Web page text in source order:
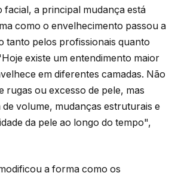
facial, a principal mudança está
como o envelhecimento passou a
tanto pelos profissionais quanto
existe um entendimento maior
em diferentes camadas. Não
rugas ou excesso de pele, mas
volume, mudanças estruturais e
da pele ao longo do tempo",
a forma como os